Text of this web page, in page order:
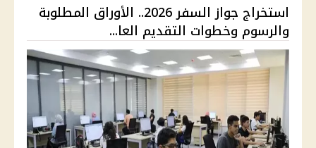
استخراج جواز السفر 2026.. الأوراق المطلوبة
والرسوم وخطوات التقديم العا...